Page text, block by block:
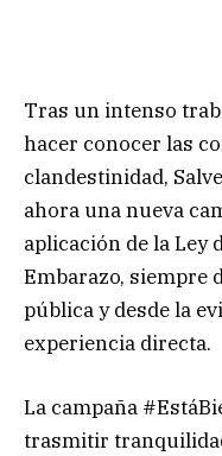
Tras un intenso
hacer conocer las
clandestinidad,
ahora una nueva
aplicación de la
Embarazo, siempre
pública y desde la
experiencia directa.
La campaña
trasmitir